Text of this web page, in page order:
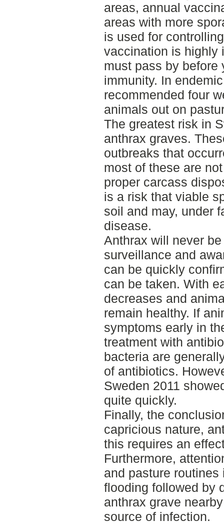
areas, annual
areas with more
is used for
vaccination is highly
must pass by before
immunity. In
recommended four
animals out on
The greatest risk in
anthrax graves.
outbreaks that
most of these are
proper carcass
is a risk that viable
soil and may, under
disease.
Anthrax will never
surveillance and
can be quickly
can be taken. With
decreases and
remain healthy. If
symptoms early in
treatment with
bacteria are
of antibiotics.
Sweden 2011
quite quickly.
Finally, the
capricious nature,
this requires an
Furthermore,
and pasture
flooding followed by
anthrax grave
source of infection.